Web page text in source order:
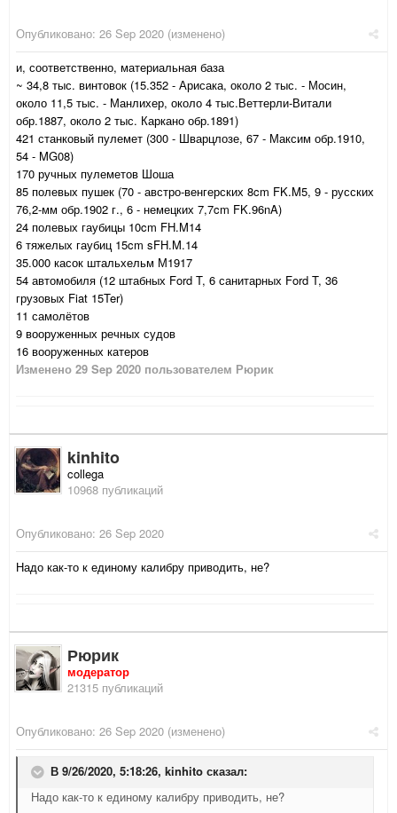
Опубликовано: 26 Sep 2020 (изменено)
и, соответственно, материальная база
~ 34,8 тыс. винтовок (15.352 - Арисака, около 2 тыс. - Мосин,
около 11,5 тыс. - Манлихер, около 4 тыс.Веттерли-Витали
обр.1887, около 2 тыс. Каркано обр.1891)
421 станковый пулемет (300 - Шварцлозе, 67 - Максим обр.1910,
54 - MG08)
170 ручных пулеметов Шоша
85 полевых пушек (70 - австро-венгерских 8cm FK.M5, 9 - русских
76,2-мм обр.1902 г., 6 - немецких 7,7cm FK.96nA)
24 полевых гаубицы 10cm FH.M14
6 тяжелых гаубиц 15cm sFH.M.14
35.000 касок штальхельм М1917
54 автомобиля (12 штабных Ford T, 6 санитарных Ford T, 36
грузовых Fiat 15Ter)
11 самолётов
9 вооруженных речных судов
16 вооруженных катеров
Изменено 29 Sep 2020 пользователем Рюрик
kinhito
collega
10968 публикаций
Опубликовано: 26 Sep 2020
Надо как-то к единому калибру приводить, не?
Рюрик
модератор
21315 публикаций
Опубликовано: 26 Sep 2020 (изменено)
В 9/26/2020, 5:18:26, kinhito сказал:
Надо как-то к единому калибру приводить, не?